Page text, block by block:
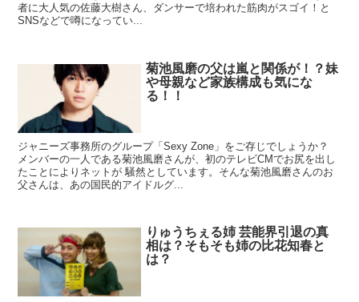
者に大人気の佐藤大樹さん、ダンサーで培われた筋肉がスゴイ！と
SNSなどで噂になってい...
菊池風磨の父は嵐と関係が！？妹
や母親など家族構成も気にな
る！！
ジャニーズ事務所のグループ「Sexy Zone」をご存じでしょうか？
メンバーの一人である菊池風磨さんが、初のテレビCMでお尻を出し
たことによりネットが 騒然としています。そんな菊池風磨さんのお
父さんは、あの国民的アイドルグ...
りゅうちぇる姉 芸能界引退の真
相は？そもそも姉の比花知春と
は？